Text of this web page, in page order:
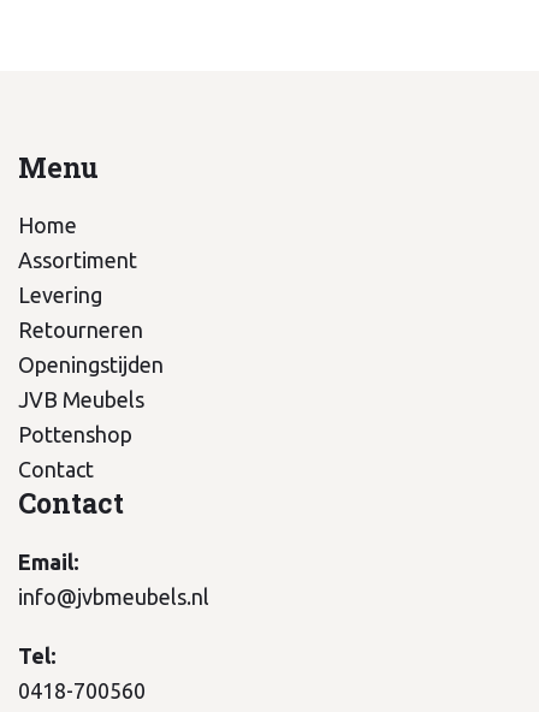
Menu
Home
Assortiment
Levering
Retourneren
Openingstijden
JVB Meubels
Pottenshop
Contact
Contact
Email:
info@jvbmeubels.nl
Tel:
0418-700560